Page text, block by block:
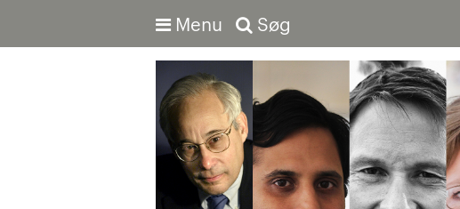
Menu Søg
Avanceret søgning